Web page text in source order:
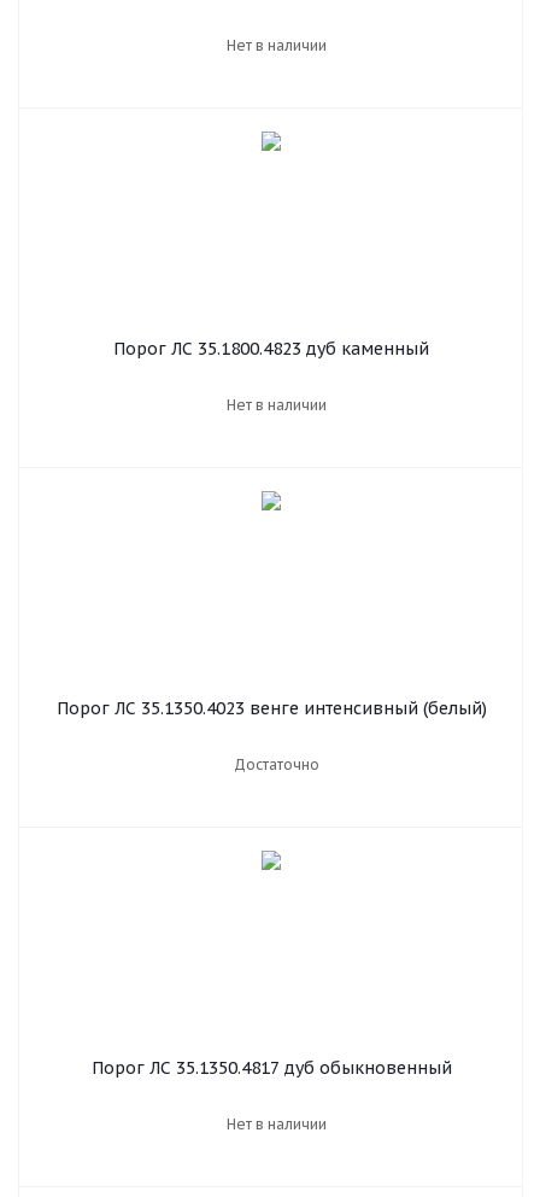
Нет в наличии
Порог ЛС 35.1800.4823 дуб каменный
Нет в наличии
Порог ЛС 35.1350.4023 венге интенсивный (белый)
Достаточно
Порог ЛС 35.1350.4817 дуб обыкновенный
Нет в наличии